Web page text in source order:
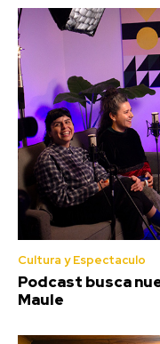
Cultura y Espectaculo
Podcast busca
Maule